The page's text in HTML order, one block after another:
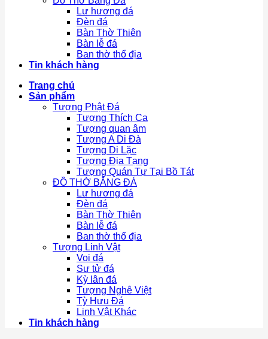
Lư hương đá
Đèn đá
Bàn Thờ Thiên
Bàn lễ đá
Ban thờ thổ địa
Tin khách hàng
Trang chủ
Sản phẩm
Tượng Phật Đá
Tượng Thích Ca
Tượng quan âm
Tượng A Di Đà
Tượng Di Lặc
Tượng Địa Tạng
Tượng Quán Tự Tại Bồ Tát
ĐỒ THỜ BẰNG ĐÁ
Lư hương đá
Đèn đá
Bàn Thờ Thiên
Bàn lễ đá
Ban thờ thổ địa
Tượng Linh Vật
Voi đá
Sư tử đá
Kỳ lân đá
Tượng Nghê Việt
Tỳ Hưu Đá
Linh Vật Khác
Tin khách hàng